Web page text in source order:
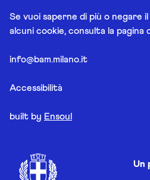
Se vuoi saperne di più o negare
alcuni cookie, consulta la pagina
info@bam.milano.it
Accessibilità
built by Ensoul
Un